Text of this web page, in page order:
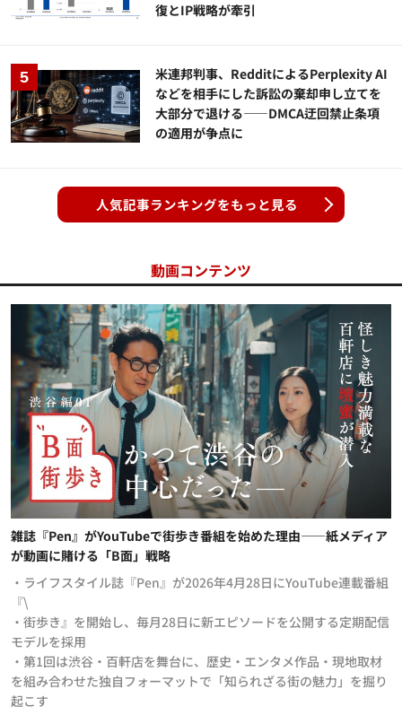
復とIP戦略が牽引
米連邦判事、RedditによるPerplexity AI
などを相手にした訴訟の棄却申し立てを
大部分で退ける——DMCA迂回禁止条項
の適用が争点に
人気記事ランキングをもっと見る
動画コンテンツ
雑誌『Pen』がYouTubeで街歩き番組を始めた理由——紙メディア
が動画に賭ける「B面」戦略
・ライフスタイル誌『Pen』が2026年4月28日にYouTube連載番組
『\
・街歩き』を開始し、毎月28日に新エピソードを公開する定期配信
モデルを採用
・第1回は渋谷・百軒店を舞台に、歴史・エンタメ作品・現地取材
を組み合わせた独自フォーマットで「知られざる街の魅力」を掘り
起こす